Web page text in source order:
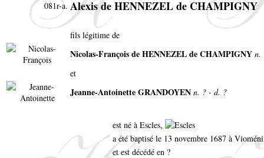
081r-a. Alexis de HENNEZEL de CHAMPIGNY
fils légitime de
Nicolas-François de HENNEZEL de CHAMPIGNY n.
et
Jeanne-Antoinette GRANDOYEN n. ? - d. ?
est né à Escles,
a été baptisé le 13 novembre 1687 à
et est décédé en ?